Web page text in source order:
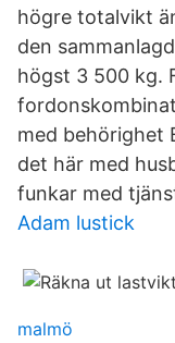
högre totalvikt
den
högst 3 500 kg.
med behörighet
det här med
funkar med
Adam lustick
malmö